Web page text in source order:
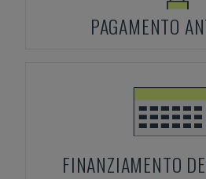
PAGAMENTO
FINANZIAMENTO